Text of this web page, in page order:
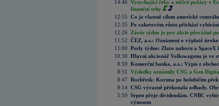
14:46 Vysychající řeky a ničivé požáry v
finanční trhy
12:55 Co je vlastně cílem americké
12:35 Po raketovém růstu přichází
12:26
Závěr týdne je pro akcie převážně
11:52 ČEZ, a.s.: Oznámení o výplatě
11:00 Perly týdne: Zlato nahoru a SpaceX
10:30 Hlavní akcionář Volkswagenu je ve
8:59 Komerční banka, a.s.: Výpis z
8:51
Výsledky oznámily CSG a Gen
8:47 Rozbřesk: Koruna po holubičím
8:14 CSG výrazně překonala odhady.
5:50 Srpen přeje dividendám. CNBC
výnosem